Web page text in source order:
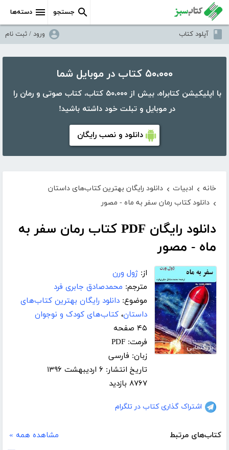
دسته‌ها جستجو
آپلود کتاب ورود / ثبت نام
۵۰،۰۰۰ کتاب در موبایل شما
با اپلیکیشن کتابراه، بیش از ۵۰،۰۰۰ کتاب، کتاب صوتی و رمان را
در موبایل و تبلت خود داشته باشید!
دانلود و نصب رایگان
خانه › ادبیات › دانلود رایگان بهترین کتاب‌های داستان
› دانلود کتاب رمان سفر به ماه - مصور
دانلود رایگان PDF کتاب رمان سفر به
ماه - مصور
بزرگنمایی
از: ژول ورن
مترجم: محمدصادق جابری فرد
موضوع: دانلود رایگان بهترین کتاب‌های
داستان، کتاب‌های کودک و نوجوان
۴۵ صفحه
فرمت: PDF
زبان: فارسی
تاریخ انتشار: ۶ اردیبهشت ۱۳۹۶
۸۷۶۷ بازدید
اشتراک گذاری کتاب در تلگرام
کتاب‌های مرتبط مشاهده همه »